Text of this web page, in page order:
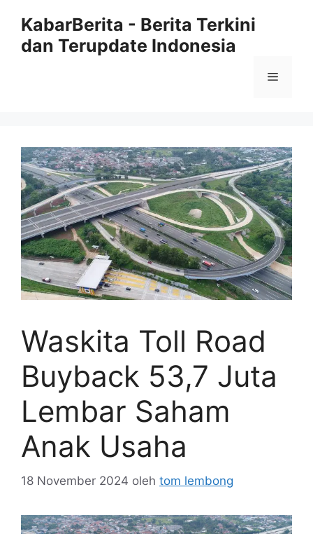
KabarBerita - Berita Terkini
dan Terupdate Indonesia
Menu
Waskita Toll Road
Buyback 53,7 Juta
Lembar Saham
Anak Usaha
18 November 2024 oleh tom lembong